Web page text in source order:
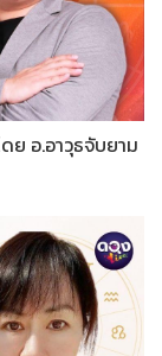
ย อ.อาวุธจับยาม